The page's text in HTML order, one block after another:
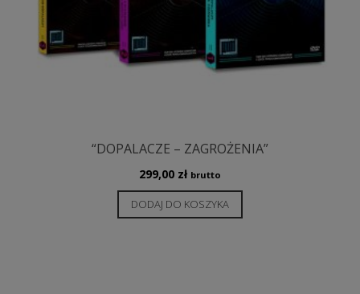
“DOPALACZE – ZAGROŻENIA”
299,00 zł brutto
DODAJ DO KOSZYKA